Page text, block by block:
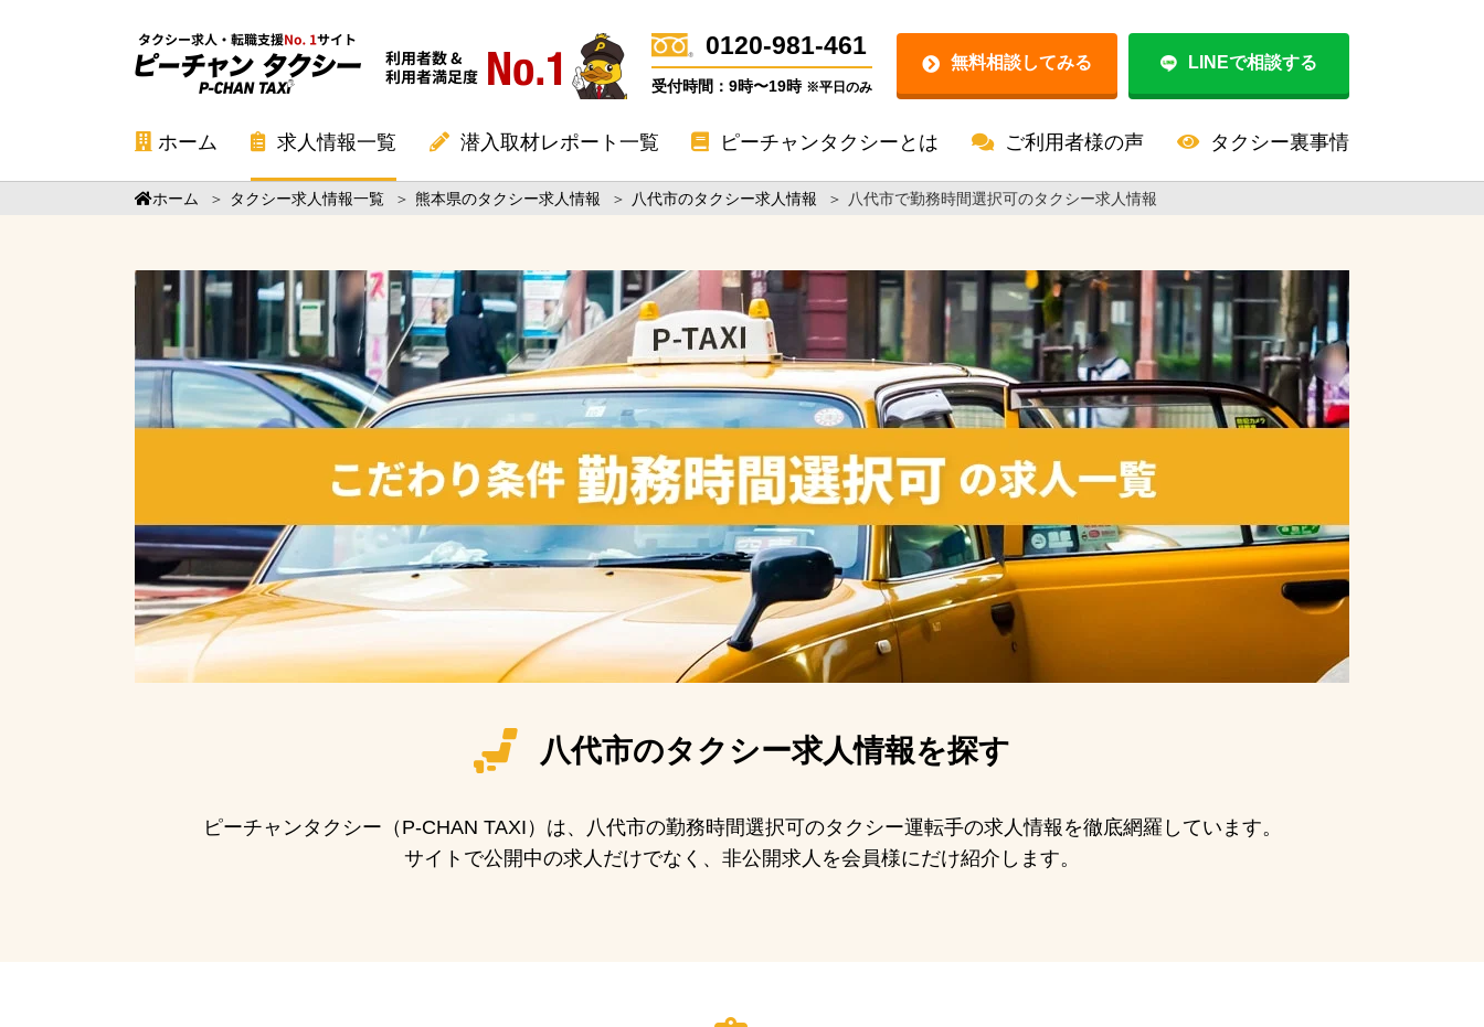
0120-981-461
受付時間：9時〜19時 ※平日のみ
無料相談してみる LINEで相談する
ホーム 求人情報一覧 潜入取材レポート一覧 ピーチャンタクシーとは ご利用者様の声 タクシー裏事情
ホーム ＞ タクシー求人情報一覧 ＞ 熊本県のタクシー求人情報 ＞ 八代市のタクシー求人情報 ＞ 八代市で勤務時間選択可のタクシー求人情報
八代市のタクシー求人情報を探す
ピーチャンタクシー（P-CHAN TAXI）は、八代市の勤務時間選択可のタクシー運転手の求人情報を徹底網羅しています。
サイトで公開中の求人だけでなく、非公開求人を会員様にだけ紹介します。